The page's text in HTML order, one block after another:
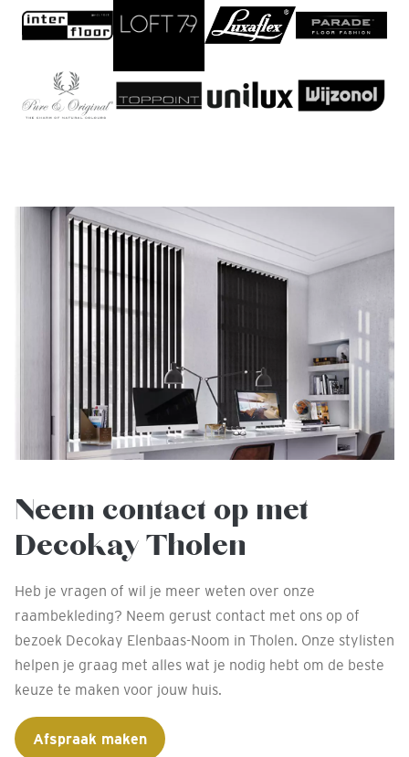
Neem contact op met
Decokay Tholen
Heb je vragen of wil je meer weten over onze
raambekleding? Neem gerust contact met ons op of
bezoek Decokay Elenbaas-Noom in Tholen. Onze stylisten
helpen je graag met alles wat je nodig hebt om de beste
keuze te maken voor jouw huis.
Afspraak maken